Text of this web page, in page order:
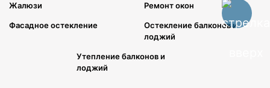
Жалюзи Ремонт окон
Фасадное остекление
Остекление балконов и
лоджий
Утепление балконов и
лоджий